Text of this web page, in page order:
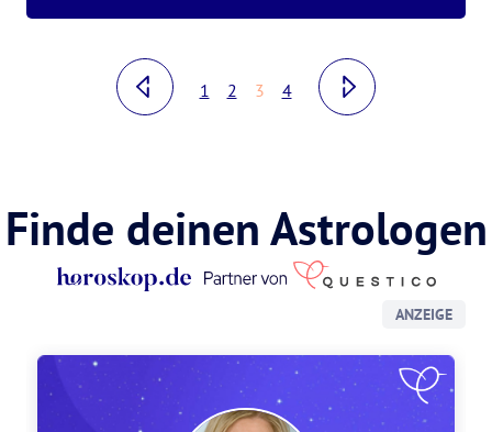
1 2 3 4
Finde deinen Astrologen
ANZEIGE